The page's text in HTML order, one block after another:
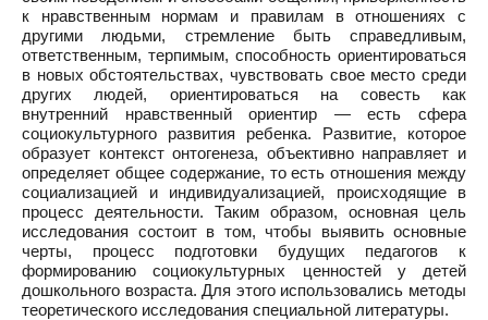
к нравственным нормам и правилам в отношениях с
другими людьми, стремление быть справедливым,
ответственным, терпимым, способность ориентироваться
в новых обстоятельствах, чувствовать свое место среди
других людей, ориентироваться на совесть как
внутренний нравственный ориентир — есть сфера
социокультурного развития ребенка. Развитие, которое
образует контекст онтогенеза, объективно направляет и
определяет общее содержание, то есть отношения между
социализацией и индивидуализацией, происходящие в
процесс деятельности. Таким образом, основная цель
исследования состоит в том, чтобы выявить основные
черты, процесс подготовки будущих педагогов к
формированию социокультурных ценностей у детей
дошкольного возраста. Для этого использовались методы
теоретического исследования специальной литературы.